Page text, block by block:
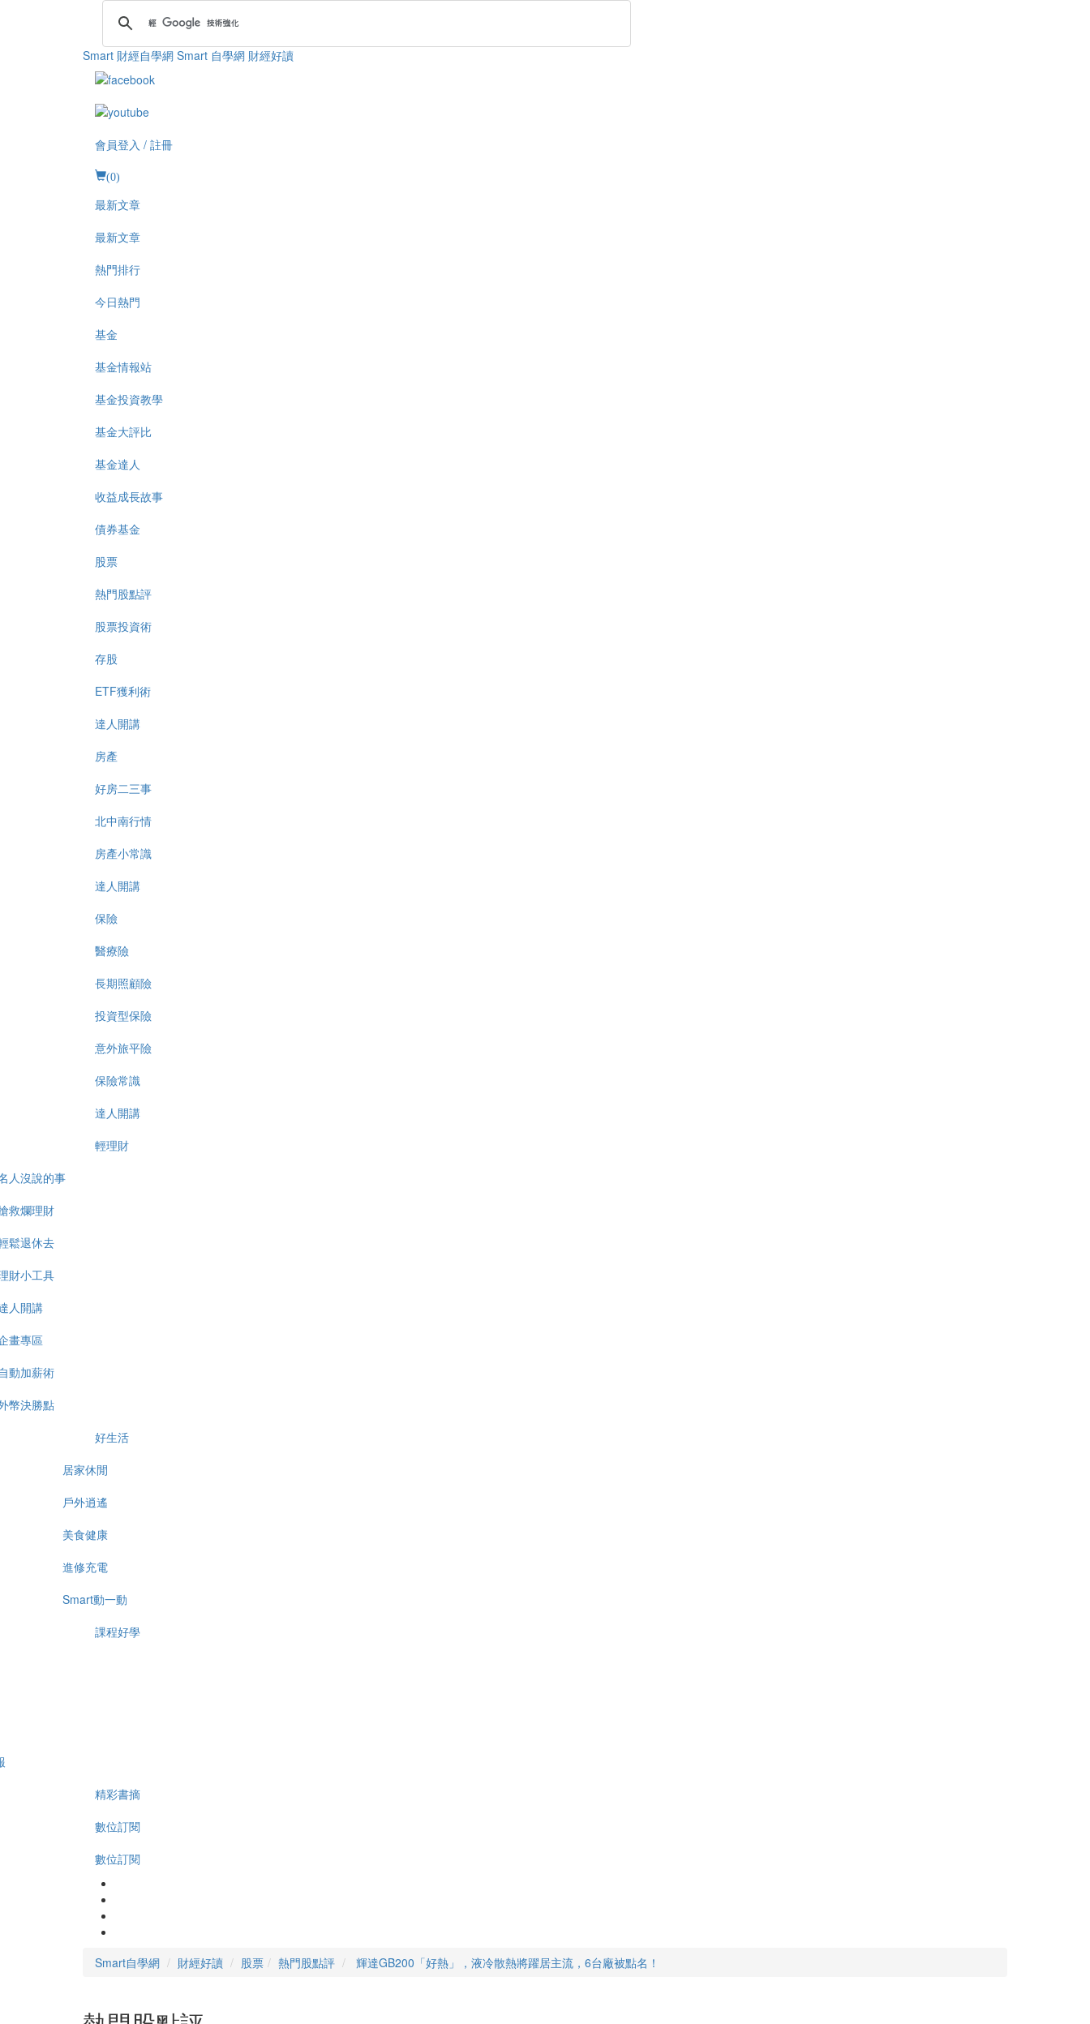
Smart 財經自學網 Smart 自學網 財經好讀
會員登入 / 註冊
(0)
最新文章
最新文章
熱門排行
今日熱門
基金
基金情報站
基金投資教學
基金大評比
基金達人
收益成長故事
債券基金
股票
熱門股點評
股票投資術
存股
ETF獲利術
達人開講
房產
好房二三事
北中南行情
房產小常識
達人開講
保險
醫療險
長期照顧險
投資型保險
意外旅平險
保險常識
達人開講
輕理財
人沒說的事
救爛理財
鬆退休去
財小工具
人開講
畫專區
動加薪術
幣決勝點
好生活
居家休閒
戶外逍遙
美食健康
進修充電
Smart動一動
課程好學
精彩書摘
數位訂閱
數位訂閱
Smart自學網 財經好讀 股票 熱門股點評 輝達GB200「好熱」，液冷散熱將躍居主流，6台廠被點名！